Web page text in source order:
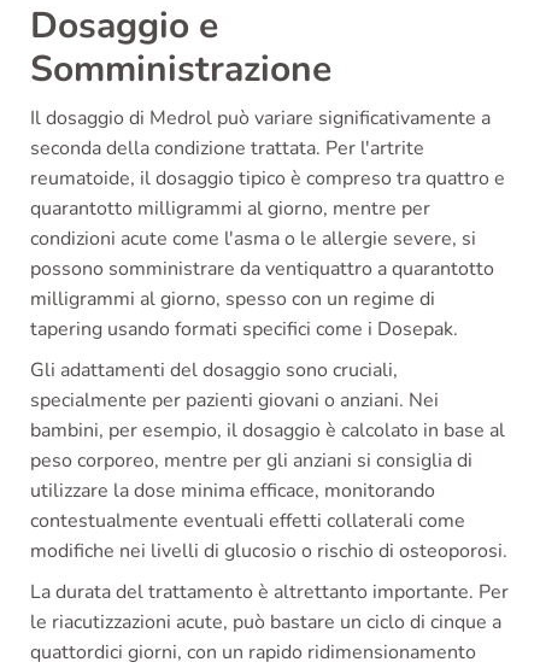
Dosaggio e
Somministrazione
Il dosaggio di Medrol può variare significativamente a
seconda della condizione trattata. Per l'artrite
reumatoide, il dosaggio tipico è compreso tra quattro e
quarantotto milligrammi al giorno, mentre per
condizioni acute come l'asma o le allergie severe, si
possono somministrare da ventiquattro a quarantotto
milligrammi al giorno, spesso con un regime di
tapering usando formati specifici come i Dosepak.
Gli adattamenti del dosaggio sono cruciali,
specialmente per pazienti giovani o anziani. Nei
bambini, per esempio, il dosaggio è calcolato in base al
peso corporeo, mentre per gli anziani si consiglia di
utilizzare la dose minima efficace, monitorando
contestualmente eventuali effetti collaterali come
modifiche nei livelli di glucosio o rischio di osteoporosi.
La durata del trattamento è altrettanto importante. Per
le riacutizzazioni acute, può bastare un ciclo di cinque a
quattordici giorni, con un rapido ridimensionamento